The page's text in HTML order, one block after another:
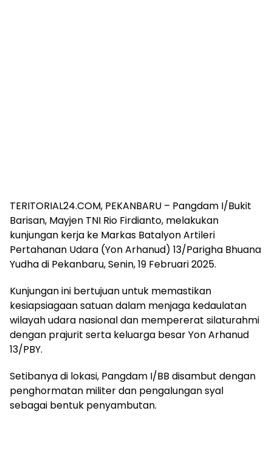
TERITORIAL24.COM, PEKANBARU – Pangdam I/Bukit
Barisan, Mayjen TNI Rio Firdianto, melakukan
kunjungan kerja ke Markas Batalyon Artileri
Pertahanan Udara (Yon Arhanud) 13/Parigha Bhuana
Yudha di Pekanbaru, Senin, 19 Februari 2025.
Kunjungan ini bertujuan untuk memastikan
kesiapsiagaan satuan dalam menjaga kedaulatan
wilayah udara nasional dan mempererat silaturahmi
dengan prajurit serta keluarga besar Yon Arhanud
13/PBY.
Setibanya di lokasi, Pangdam I/BB disambut dengan
penghormatan militer dan pengalungan syal
sebagai bentuk penyambutan.